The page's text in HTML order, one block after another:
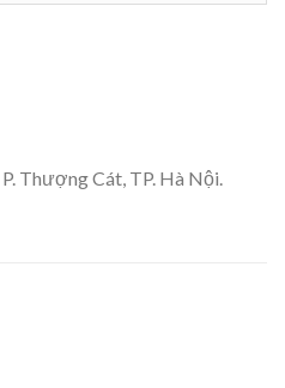
Thượng Cát, TP. Hà Nội.